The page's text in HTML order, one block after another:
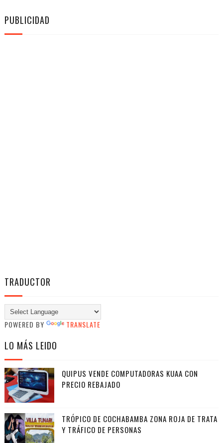
PUBLICIDAD
TRADUCTOR
POWERED BY TRANSLATE
LO MÁS LEIDO
QUIPUS VENDE COMPUTADORAS KUAA CON
PRECIO REBAJADO
TRÓPICO DE COCHABAMBA ZONA ROJA DE TRATA
Y TRÁFICO DE PERSONAS